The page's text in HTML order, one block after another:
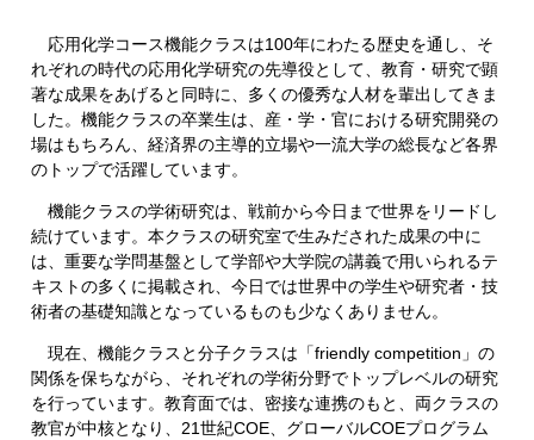
応用化学コース機能クラスは100年にわたる歴史を通し、そ
れぞれの時代の応用化学研究の先導役として、教育・研究で顕
著な成果をあげると同時に、多くの優秀な人材を輩出してきま
した。機能クラスの卒業生は、産・学・官における研究開発の
場はもちろん、経済界の主導的立場や一流大学の総長など各界
のトップで活躍しています。
機能クラスの学術研究は、戦前から今日まで世界をリードし
続けています。本クラスの研究室で生みだされた成果の中に
は、重要な学問基盤として学部や大学院の講義で用いられるテ
キストの多くに掲載され、今日では世界中の学生や研究者・技
術者の基礎知識となっているものも少なくありません。
現在、機能クラスと分子クラスは「friendly competition」の
関係を保ちながら、それぞれの学術分野でトップレベルの研究
を行っています。教育面では、密接な連携のもと、両クラスの
教官が中核となり、21世紀COE、グローバルCOEプログラム